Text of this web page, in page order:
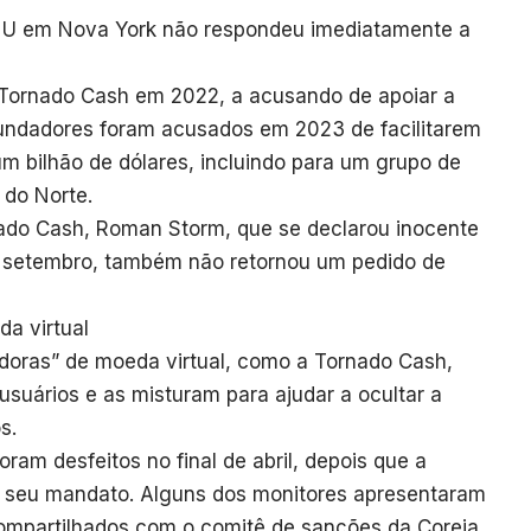
em Nova York não respondeu imediatamente a
Cash em 2022, a acusando de apoiar a
foram acusados ​​em 2023 de facilitarem
bilhão de dólares, incluindo para um grupo de
Norte.
Cash, Roman Storm, que se declarou inocente
também não retornou um pedido de
virtual
de moeda virtual, como a Tornado Cash,
e as misturam para ajudar a ocultar a
desfeitos no final de abril, depois que a
mandato. Alguns dos monitores apresentaram